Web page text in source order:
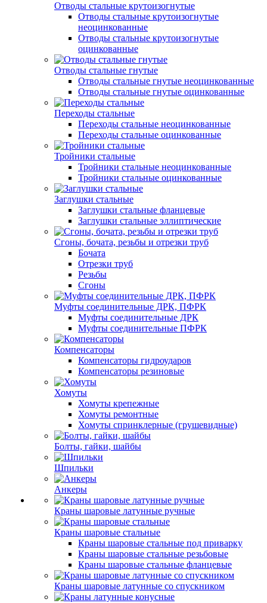
Отводы стальные крутоизогнутые
Отводы стальные крутоизогнутые
неоцинкованные
Отводы стальные крутоизогнутые
оцинкованные
Отводы стальные гнутые
Отводы стальные гнутые неоцинкованные
Отводы стальные гнутые оцинкованные
Переходы стальные
Переходы стальные неоцинкованные
Переходы стальные оцинкованные
Тройники стальные
Тройники стальные неоцинкованные
Тройники стальные оцинкованные
Заглушки стальные
Заглушки стальные фланцевые
Заглушки стальные эллиптические
Сгоны, бочата, резьбы и отрезки труб
Бочата
Отрезки труб
Резьбы
Сгоны
Муфты соединительные ДРК, ПФРК
Муфты соединительные ДРК
Муфты соединительные ПФРК
Компенсаторы
Компенсаторы гидроударов
Компенсаторы резиновые
Хомуты
Хомуты крепежные
Хомуты ремонтные
Хомуты спринклерные (грушевидные)
Болты, гайки, шайбы
Шпильки
Анкеры
Краны шаровые латунные ручные
Краны шаровые стальные
Краны шаровые стальные под приварку
Краны шаровые стальные резьбовые
Краны шаровые стальные фланцевые
Краны шаровые латунные со спускником